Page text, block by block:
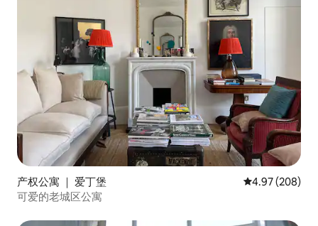
产权公寓 ｜ 爱丁堡 平均评分 4.97
4.97 (208)
可爱的老城区公寓